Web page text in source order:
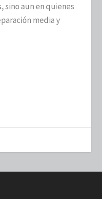
aun en quienes
media y